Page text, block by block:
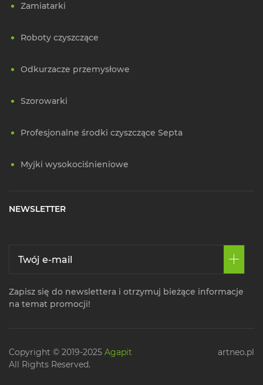
Zamiatarki
Roboty czyszczące
Odkurzacze przemysłowe
Szorowarki
Profesjonalne środki czyszczące Septa
Myjki wysokociśnieniowe
NEWSLETTER
Zapisz się do newslettera i otrzymuj bieżące informacje
na temat promocji!
Copyright © 2019-2025 Agapit
All Rights Reserved.
artneo.pl